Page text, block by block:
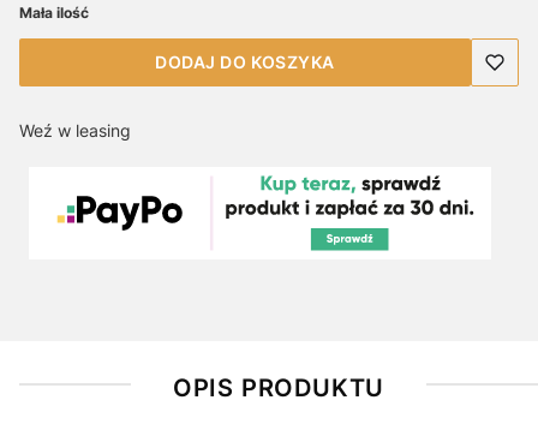
Mała ilość
DODAJ DO KOSZYKA
Weź w leasing
OPIS PRODUKTU